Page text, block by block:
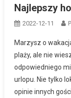
Najlepszy
2022-12-11
Marzysz o
plaży, ale nie
odpowiedniego
urlopu. Nie tylko
opinie innych